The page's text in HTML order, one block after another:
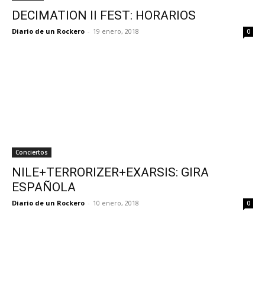
DECIMATION II FEST: HORARIOS
Diario de un Rockero - 19 enero, 2018 0
Conciertos
NILE+TERRORIZER+EXARSIS: GIRA
ESPAÑOLA
Diario de un Rockero - 10 enero, 2018 0